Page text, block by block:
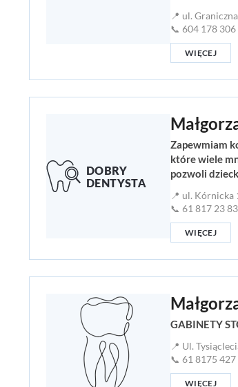
📍 ul.
📞 604 178 306
WIĘCEJ
Zapewmiam
które wiele
pozwoli
📍 ul. Kórnicka
📞 61 817 23 83
WIĘCEJ
GABINETY
📍 Ul.
📞 61 8175 427
WIĘCEJ